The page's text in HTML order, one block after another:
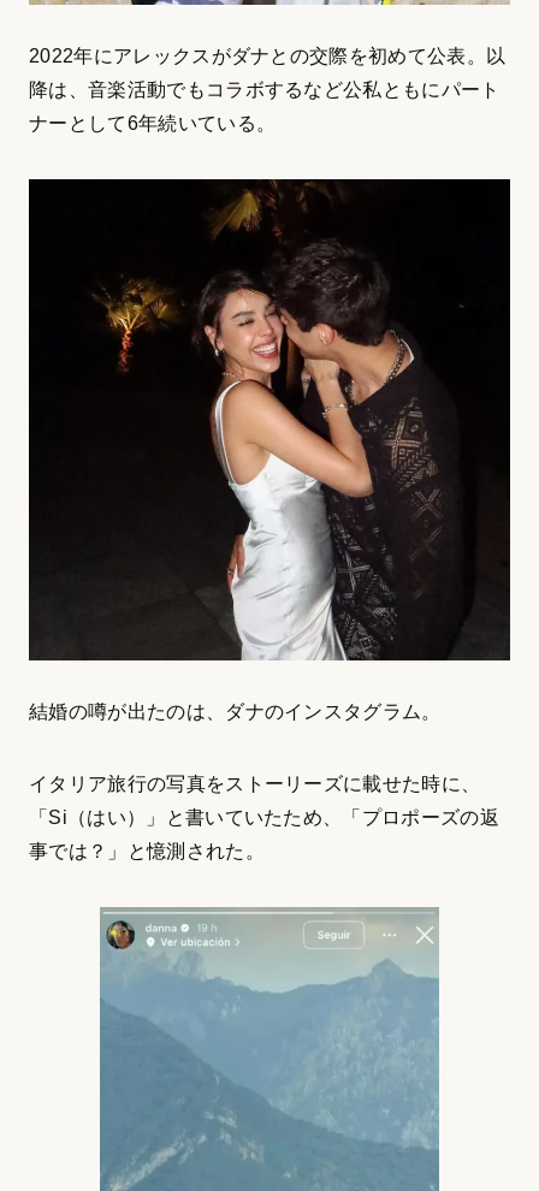
2022年にアレックスがダナとの交際を初めて公表。以
降は、音楽活動でもコラボするなど公私ともにパート
ナーとして6年続いている。
結婚の噂が出たのは、ダナのインスタグラム。
イタリア旅行の写真をストーリーズに載せた時に、
「Si（はい）」と書いていたため、「プロポーズの返
事では？」と憶測された。